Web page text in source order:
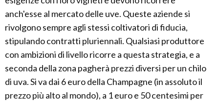
anch'esse al mercato delle uve. Queste aziende si
rivolgono sempre agli stessi coltivatori di fiducia,
stipulando contratti pluriennali. Qualsiasi produttore
con ambizioni di livello ricorre a questa strategia, e a
seconda della zona pagherà prezzi diversi per un chilo
di uva. Si va dai 6 euro della Champagne (in assoluto il
prezzo più alto al mondo), a 1 euro e 50 centesimi per